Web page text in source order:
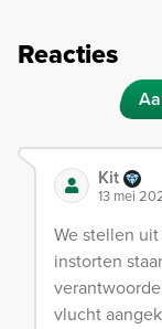
Reacties
Kit
13 mei
We stellen
instorten
vlucht